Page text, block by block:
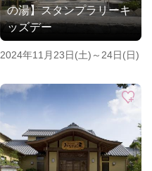
の湯】スタンプラリーキ
ッズデー
2024年11月23日(土)～24日(日)